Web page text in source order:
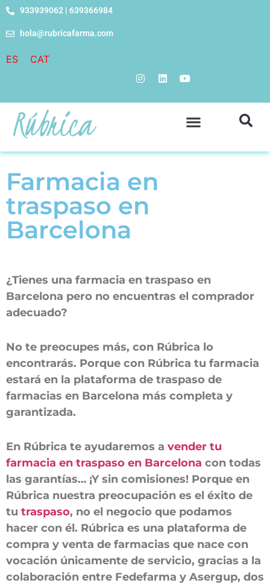
933939062 | 639366984
hola@rubricafarma.com
ES CAT
Farmacia en
traspaso en
Barcelona
¿Tienes una farmacia en traspaso en
Barcelona pero no encuentras el comprador
adecuado?
No te preocupes más, con Rúbrica lo
encontrarás. Porque con Rúbrica tu farmacia
estará en la plataforma de traspaso de
farmacias en Barcelona más completa y
garantizada.
En Rúbrica te ayudaremos a vender tu
farmacia en traspaso en Barcelona con todas
las garantías… ¡Y sin comisiones! Porque en
Rúbrica nuestra preocupación es el éxito de
tu traspaso, no el negocio que podamos
hacer con él. Rúbrica es una plataforma de
compra y venta de farmacias que nace con
vocación únicamente de servicio, gracias a la
colaboración entre Fedefarma y Asergup, dos